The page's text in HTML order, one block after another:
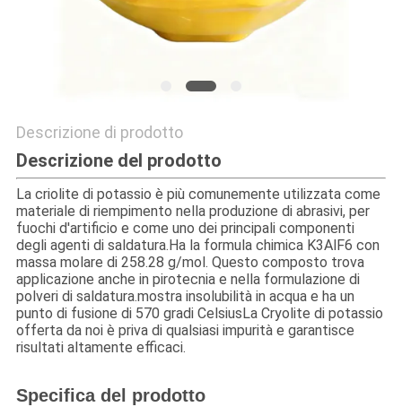
Descrizione di prodotto
Descrizione del prodotto
La criolite di potassio è più comunemente utilizzata come
materiale di riempimento nella produzione di abrasivi, per
fuochi d'artificio e come uno dei principali componenti
degli agenti di saldatura.Ha la formula chimica K3AlF6 con
massa molare di 258.28 g/mol. Questo composto trova
applicazione anche in pirotecnia e nella formulazione di
polveri di saldatura.mostra insolubilità in acqua e ha un
punto di fusione di 570 gradi CelsiusLa Cryolite di potassio
offerta da noi è priva di qualsiasi impurità e garantisce
risultati altamente efficaci.
Specifica del prodotto